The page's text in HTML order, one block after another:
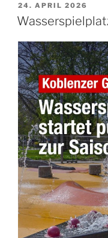
VERÖFFENTLICHT
AM
24. APRIL 2026